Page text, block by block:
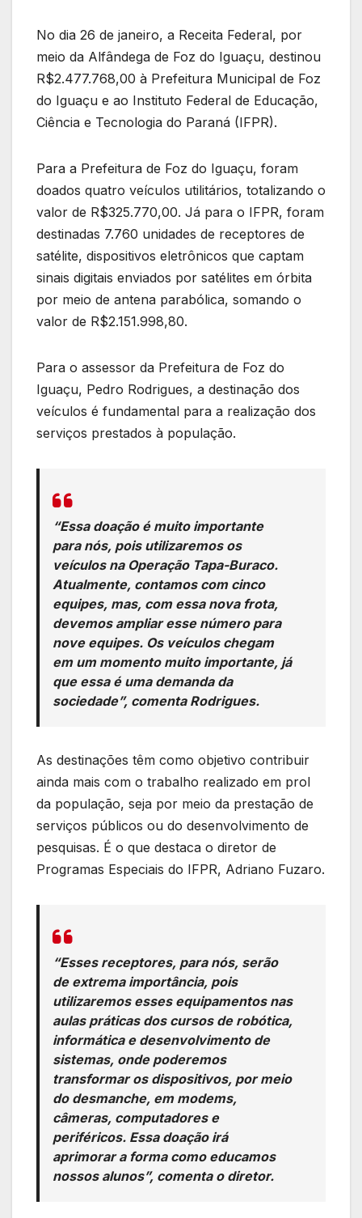
No dia 26 de janeiro, a Receita Federal, por
meio da Alfândega de Foz do Iguaçu, destinou
R$2.477.768,00 à Prefeitura Municipal de Foz
do Iguaçu e ao Instituto Federal de Educação,
Ciência e Tecnologia do Paraná (IFPR).
Para a Prefeitura de Foz do Iguaçu, foram
doados quatro veículos utilitários, totalizando o
valor de R$325.770,00. Já para o IFPR, foram
destinadas 7.760 unidades de receptores de
satélite, dispositivos eletrônicos que captam
sinais digitais enviados por satélites em órbita
por meio de antena parabólica, somando o
valor de R$2.151.998,80.
Para o assessor da Prefeitura de Foz do
Iguaçu, Pedro Rodrigues, a destinação dos
veículos é fundamental para a realização dos
serviços prestados à população.
“Essa doação é muito importante
para nós, pois utilizaremos os
veículos na Operação Tapa-Buraco.
Atualmente, contamos com cinco
equipes, mas, com essa nova frota,
devemos ampliar esse número para
nove equipes. Os veículos chegam
em um momento muito importante, já
que essa é uma demanda da
sociedade”, comenta Rodrigues.
As destinações têm como objetivo contribuir
ainda mais com o trabalho realizado em prol
da população, seja por meio da prestação de
serviços públicos ou do desenvolvimento de
pesquisas. É o que destaca o diretor de
Programas Especiais do IFPR, Adriano Fuzaro.
“Esses receptores, para nós, serão
de extrema importância, pois
utilizaremos esses equipamentos nas
aulas práticas dos cursos de robótica,
informática e desenvolvimento de
sistemas, onde poderemos
transformar os dispositivos, por meio
do desmanche, em modems,
câmeras, computadores e
periféricos. Essa doação irá
aprimorar a forma como educamos
nossos alunos”, comenta o diretor.